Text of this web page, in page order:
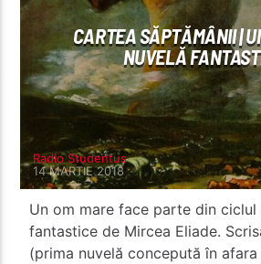
CARTEA SĂPTĂMÂNII |
NUVELĂ
Radio Studentus
14 MARTIE 2018
Un om mare face parte din ciclul
fantastice de Mircea Eliade.
(prima nuvelă concepută în